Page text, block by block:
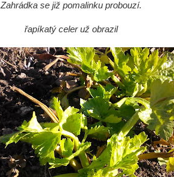
Zahrádka se již pomalinku probouzí.
řapíkatý celer už obrazil